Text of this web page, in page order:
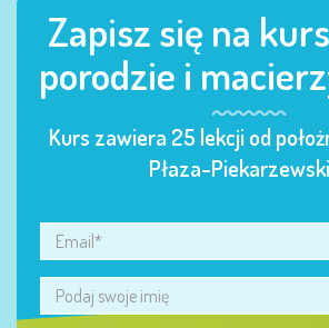
Zapisz się na
porodzie i
Kurs zawiera 25 lekcji od
Płaza-